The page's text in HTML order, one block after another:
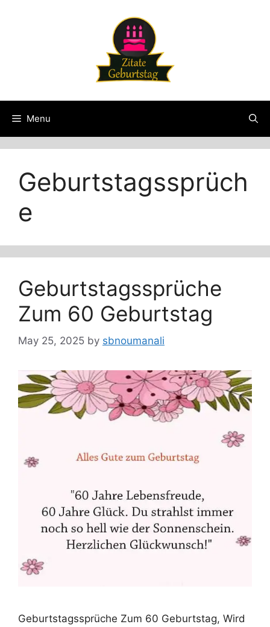
Menu
Geburtstagssprüch
e
Geburtstagssprüche
Zum 60 Geburtstag
May 25, 2025 by sbnoumanali
Geburtstagssprüche Zum 60 Geburtstag, Wird